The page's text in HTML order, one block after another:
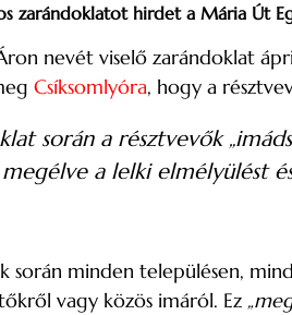
zarándoklatot hirdet a Mária Út
nevét viselő zarándoklat
Csíksomlyóra, hogy a
során a résztvevők
megélve a lelki elmélyülést
során minden településen,
vagy közös imáról. Ez